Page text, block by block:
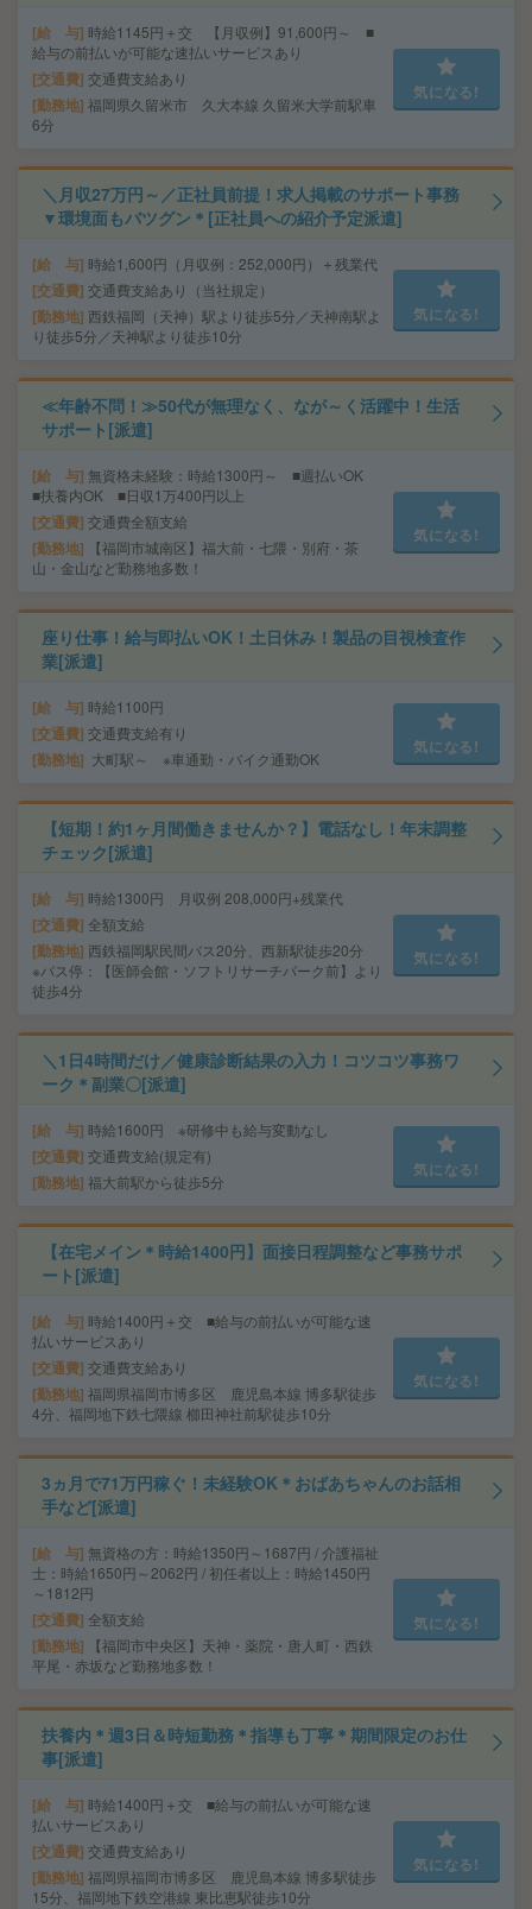
給 与 時給1145円＋交 【月収例】91,600円～ ■
給与の前払いが可能な速払いサービスあり
交通費 交通費支給あり
勤務地 福岡県久留米市 久大本線 久留米大学前駅車
6分
気になる!
＼月収27万円～／正社員前提！求人掲載のサポート事務
▼環境面もバツグン＊[正社員への紹介予定派遣]
給 与 時給1,600円（月収例：252,000円）＋残業代
交通費 交通費支給あり（当社規定）
勤務地 西鉄福岡（天神）駅より徒歩5分／天神南駅よ
り徒歩5分／天神駅より徒歩10分
気になる!
≪年齢不問！≫50代が無理なく、なが～く活躍中！生活
サポート[派遣]
給 与 無資格未経験：時給1300円～ ■週払いOK
■扶養内OK ■日収1万400円以上
交通費 交通費全額支給
勤務地
【福岡市城南区】福大前・七隈・別府・茶
山・金山など勤務地多数！
気になる!
座り仕事！給与即払いOK！土日休み！製品の目視検査作
業[派遣]
給 与 時給1100円
交通費 交通費支給有り
勤務地 大町駅～ ※車通勤・バイク通勤OK
気になる!
【短期！約1ヶ月間働きませんか？】電話なし！年末調整
チェック[派遣]
給 与 時給1300円 月収例 208,000円+残業代
交通費 全額支給
勤務地 西鉄福岡駅民間バス20分、西新駅徒歩20分
※バス停：【医師会館・ソフトリサーチパーク前】より
徒歩4分
気になる!
＼1日4時間だけ／健康診断結果の入力！コツコツ事務ワ
ーク＊副業〇[派遣]
給 与 時給1600円 ※研修中も給与変動なし
交通費 交通費支給(規定有)
勤務地 福大前駅から徒歩5分
気になる!
【在宅メイン＊時給1400円】面接日程調整など事務サポ
ート[派遣]
給 与 時給1400円＋交 ■給与の前払いが可能な速
払いサービスあり
交通費 交通費支給あり
勤務地 福岡県福岡市博多区 鹿児島本線 博多駅徒歩
4分、福岡地下鉄七隈線 櫛田神社前駅徒歩10分
気になる!
3ヵ月で71万円稼ぐ！未経験OK＊おばあちゃんのお話相
手など[派遣]
給 与 無資格の方：時給1350円～1687円 / 介護福祉
士：時給1650円～2062円 / 初任者以上：時給1450円
～1812円
交通費 全額支給
勤務地
【福岡市中央区】天神・薬院・唐人町・西鉄
平尾・赤坂など勤務地多数！
気になる!
扶養内＊週3日＆時短勤務＊指導も丁寧＊期間限定のお仕
事[派遣]
給 与 時給1400円＋交 ■給与の前払いが可能な速
払いサービスあり
交通費 交通費支給あり
勤務地 福岡県福岡市博多区 鹿児島本線 博多駅徒歩
15分、福岡地下鉄空港線 東比恵駅徒歩10分
気になる!